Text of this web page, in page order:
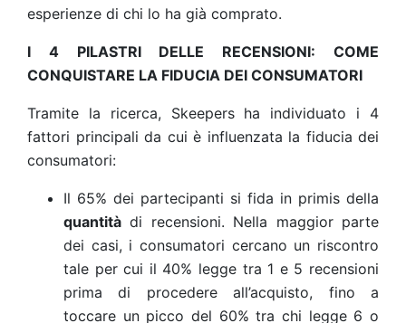
esperienze di chi lo ha già comprato.
I 4 PILASTRI DELLE RECENSIONI: COME
CONQUISTARE LA FIDUCIA DEI CONSUMATORI
Tramite la ricerca, Skeepers ha individuato i 4
fattori principali da cui è influenzata la fiducia dei
consumatori:
Il 65% dei partecipanti si fida in primis della
quantità di recensioni. Nella maggior parte
dei casi, i consumatori cercano un riscontro
tale per cui il 40% legge tra 1 e 5 recensioni
prima di procedere all’acquisto, fino a
toccare un picco del 60% tra chi legge 6 o